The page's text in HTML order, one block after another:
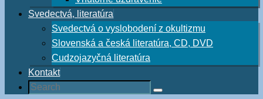
Svedectvá, literatúra
Svedectvá o vyslobodení z okultizmu
Slovenská a česká literatúra, CD, DVD
Cudzojazyčná literatúra
Kontakt
Search
Search